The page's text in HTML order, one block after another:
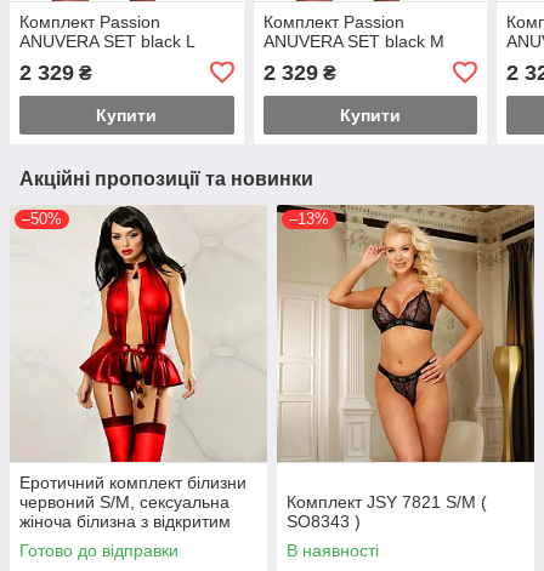
Комплект Passion
ANUVERA SET black L
2 329 ₴
Купити
Комплект Passion
ANUVERA SET black M
2 329₴
Купити
2
Акційні пропозиції та новинки
–50%
Еротичний комплект білизни
червоний S/M, сексуальна
жіноча білизна з відкритим
ліфом і спідницею, набір для
рольових ігор та роман
Готово до відправки
–13%
Комплект JSY 7821 S/M (
SO8343 )
В наявності